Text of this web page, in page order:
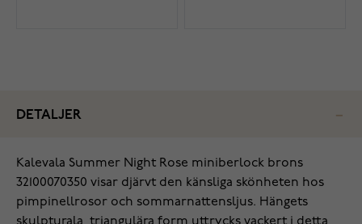
DETALJER
Kalevala Summer Night Rose miniberlock brons
32100070350 visar djärvt den känsliga skönheten hos
pimpinellrosor och sommarnattensljus. Hängets